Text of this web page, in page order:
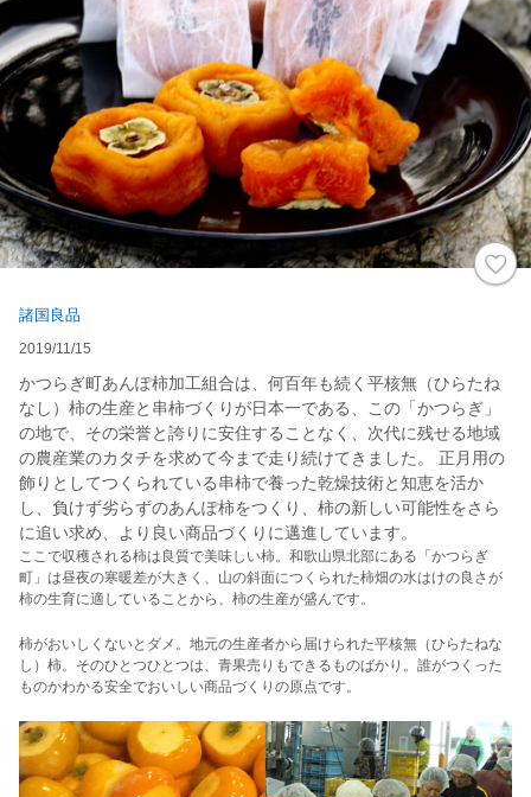
諸国良品
2019/11/15
かつらぎ町あんぽ柿加工組合は、何百年も続く平核無（ひらたね
なし）柿の生産と串柿づくりが日本一である、この「かつらぎ」
の地で、その栄誉と誇りに安住することなく、次代に残せる地域
の農産業のカタチを求めて今まで走り続けてきました。 正月用の
飾りとしてつくられている串柿で養った乾燥技術と知恵を活か
し、負けず劣らずのあんぽ柿をつくり、柿の新しい可能性をさら
に追い求め、より良い商品づくりに邁進しています。
ここで収穫される柿は良質で美味しい柿。和歌山県北部にある「かつらぎ
町」は昼夜の寒暖差が大きく、山の斜面につくられた柿畑の水はけの良さが
柿の生育に適していることから、柿の生産が盛んです。
柿がおいしくないとダメ。地元の生産者から届けられた平核無（ひらたねな
し）柿。そのひとつひとつは、青果売りもできるものばかり。誰がつくった
ものかわかる安全でおいしい商品づくりの原点です。